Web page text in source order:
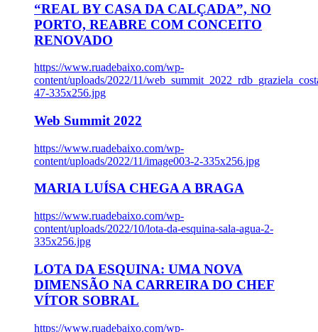
“REAL BY CASA DA CALÇADA”, NO
PORTO, REABRE COM CONCEITO
RENOVADO
https://www.ruadebaixo.com/wp-
content/uploads/2022/11/
47-335x256.jpg
Web Summit 2022
https://www.ruadebaixo.com/wp-
content/uploads/2022/11/image003-2-335x256.jpg
MARIA LUÍSA CHEGA A BRAGA
https://www.ruadebaixo.com/wp-
content/uploads/2022/10/lota-da-esquina-sala-agua-2-
335x256.jpg
LOTA DA ESQUINA: UMA NOVA
DIMENSÃO NA CARREIRA DO CHEF
VÍTOR SOBRAL
https://www.ruadebaixo.com/wp-